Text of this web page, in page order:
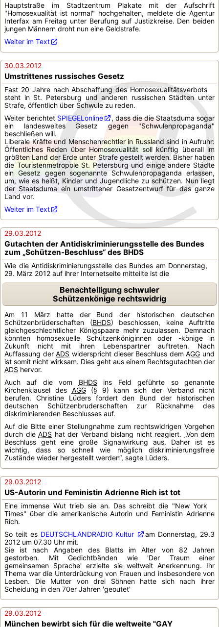
Hauptstraße im Stadtzentrum Plakate mit der Aufschrift
"Homosexualität ist normal" hochgehalten, meldete die Agentur
Interfax am Freitag unter Berufung auf Justizkreise. Den beiden
jungen Männern droht nun eine Geldstrafe.
Weiter im Text
30.03.2012
Umstrittenes russisches Gesetz
Fast 20 Jahre nach Abschaffung des Homosexualitätsverbots
steht in St. Petersburg und anderen russischen Städten unter
Strafe, öffentlich über Schwule zu reden.
Weiter berichtet SPIEGELonline
, dass die die Staatsduma sogar
ein landesweites Gesetz gegen "Schwulenpropaganda"
beschließen will.
Liberale Kräfte und Menschenrechtler in Russland sind in Aufruhr:
Öffentliches Reden über Homosexualität soll künftig überall im
größten Land der Erde unter Strafe gestellt werden. Bisher haben
die Touristenmetropole St. Petersburg und einige andere Städte
ein Gesetz gegen sogenannte Schwulenpropaganda erlassen,
um, wie es heißt, Kinder und Jugendliche zu schützen. Nun liegt
der Staatsduma ein umstrittener Gesetzentwurf für das ganze
Land vor.
Weiter im Text
29.03.2012
Gutachten der Antidiskriminierungsstelle des Bundes
zum „Schützen-Beschluss“ des BHDS
Wie die Antidiskriminierungsstelle des Bundes am Donnerstag,
29. März 2012 auf ihrer Internetseite mitteilte ist die
Benachteiligung schwuler
Schützenkönige rechtswidrig
Am 11 März hatte der Bund der historischen deutschen
Schützenbrüderschaften (BHDS) beschlossen, keine Auftritte
gleichgeschlechtlicher Königspaare mehr zuzulassen. Demnach
könnten homosexuelle Schützenköniginnen oder -könige in
Zukunft nicht mit ihren Lebenspartner auftreten. Nach
Auffassung derADS widerspricht dieser Beschluss demAGG und
ist somit nicht wirksam. Dies geht aus einem Rechtsgutachten der
ADS hervor.
Auch auf die vom BHDS ins Feld geführte so genannte
Kirchenklausel des AGG(§ 9) kann sich der Verband nicht
berufen. Christine Lüders fordert den Bund der historischen
deutschen Schützenbruderschaften zur Rücknahme des
diskriminierenden Beschlusses auf.
Auf die Bitte einer Stellungnahme zum rechtswidrigen Vorgehen
durch die ADS hat der Verband bislang nicht reagiert. „Von dem
Beschluss geht eine große Signalwirkung aus. Daher ist es
wichtig, dass so schnell wie möglich diskriminierungsfreie
Zustände wieder hergestellt werden“, sagte Lüders.
29.03.2012
US-Autorin und Feministin Adrienne Rich ist tot
Eine immense Wut trieb sie an. Das schreibt die "New York
Times" über die amerikanische Autorin und Feministin Adrienne
Rich.
So teilt es DEUTSCHLANDRADIO Kultur
am Donnerstag, 29.3
2012 um 07.30 Uhr mit.
Sie ist nach Angaben des Blatts im Alter von 82 Jahren
gestorben. Mit Gedichtbänden wie 'Der Traum einer
gemeinsamen Sprache' erzielte sie weltweit Anerkennung. Ihr
Thema war die Unterdrückung von Frauen und insbesondere von
Lesben. Die Mutter von drei Söhnen hatte sich nach ihrer
Scheidung in den 70er Jahren 'geoutet'
29.03.2012
München bewirbt sich für die weltweite "GAY